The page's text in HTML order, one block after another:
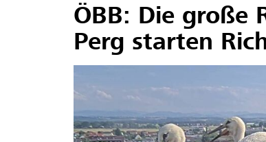
ÖBB: Die große
Perg starten